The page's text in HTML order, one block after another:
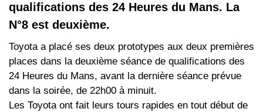
qualifications des 24 Heures du Mans. La
N°8 est deuxième.
Toyota a placé ses deux prototypes aux deux premières
places dans la deuxième séance de qualifications des
24 Heures du Mans, avant la dernière séance prévue
dans la soirée, de 22h00 à minuit.
Les Toyota ont fait leurs tours rapides en tout début de